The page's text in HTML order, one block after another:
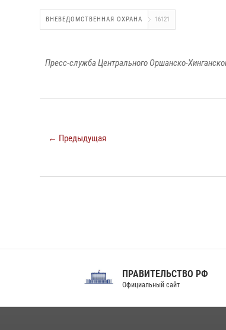
ВНЕВЕДОМСТВЕННАЯ ОХРАНА 16121
Пресс-служба Центрального Оршанско-
← Предыдущая
ПРАВИТЕЛЬСТВО РФ
Официальный сайт